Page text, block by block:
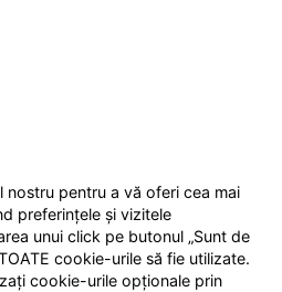
pentru a vă oferi cea mai
preferințele și vizitele
unui click pe butonul „Sunt de
cookie-urile să fie utilizate.
cookie-urile opționale prin